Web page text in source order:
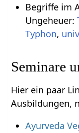
Begriffe im
Ungeheuer:
Typhon,
Seminare
Hier ein paar
Ausbildungen,
Ayurveda